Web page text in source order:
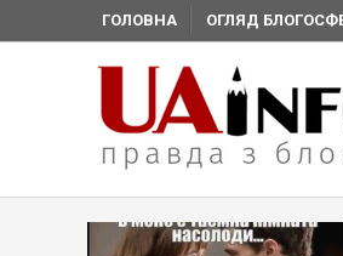
ГОЛОВНА ОГЛЯД